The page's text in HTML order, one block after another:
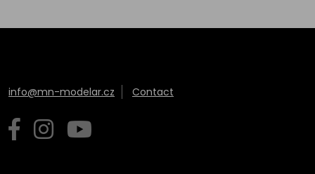
info@mn-modelar.cz Contact